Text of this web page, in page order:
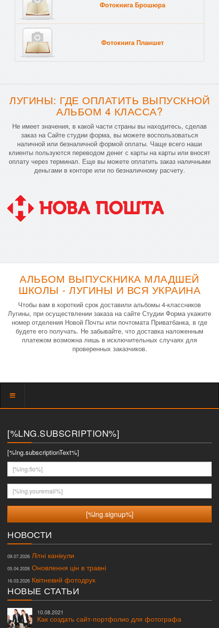
Фотокнига Брошюра
Фотокнига Планшет
ЛУГИНЫ: ГДЕ ОПЛАТИТЬ ВЫПУСКНОЙ
АЛЬБОМ 4 КЛАССА?
Не имеет значения, в какой части страны вы находитесь, сделав
заказ на Сайте студии форма, вы можете воспользоваться
наличной или безналичной формой оплаты. Чаще всего наши
клиенты пользуются переводом денег с карты на карты или вносят
оплату через терминал. Еще вы можете оплатить заказ наличными
деньгами в конторе или по безналичному расчету.
АЛЬБОМ ВЫПУСКНИКА МЛАДШЕЙ
ШКОЛЫ - ЛУГИНЫ И ВСЯ УКРАИНА
Чтобы вам в короткий срок доставили альбомы 4-классников
Лугины, при осуществлении заказа на сайте Студии Форма укажите
номер отделения Новой Почты или почтомата Приватбанка, в где
будете его получать. Не забывайте, что доставка наложенным
платежом возможна лишь в исключительных случаях для
проверенных заказчиков.
Показать
[%LNG.SUBSCRIPTION%]
[%lng.subscriptionText%]
[%lng.fio%]
[%lng.youremail%]
НОВОСТИ
09.07.2026 Літні канікули
05.04.2026 Оновлення цін в травні
16.03.2026 Квітневий фотодрук
НОВЫЕ СТАТЬИ
10.08.2021
Как создать сайт-портфолио для фотографа